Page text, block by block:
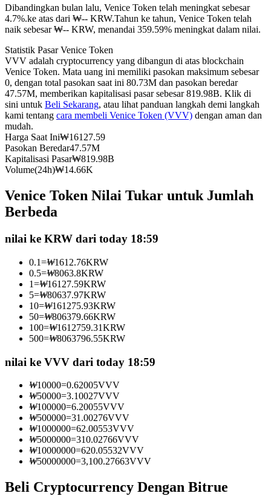
USDC Berjangka
Kontrak berjangka menggunakan USDC sebagai jaminannya
Copy Trading
Bergabunglah dengan pedagang top
Menjadi Pedagang Salinan
Nikmati pembagian keuntungan dan komisi copy trading
Informasi
Analisis data besar termasuk info perdagangan, dll.
Dibandingkan bulan lalu, Venice Token telah meningkat sebesar
4.7%.ke atas dari ₩-- KRW.Tahun ke tahun, Venice Token telah
naik sebesar ₩-- KRW, menandai 359.59% meningkat dalam nilai.
Statistik Pasar Venice Token
VVV adalah cryptocurrency yang dibangun di atas blockchain
Venice Token. Mata uang ini memiliki pasokan maksimum sebesar
0, dengan total pasokan saat ini 80.73M dan pasokan beredar
47.57M, memberikan kapitalisasi pasar sebesar 819.98B. Klik di
sini untuk Beli Sekarang, atau lihat panduan langkah demi langkah
kami tentang cara membeli Venice Token (VVV) dengan aman dan
mudah.
Harga Saat Ini₩16127.59
Pasokan Beredar47.57M
Kapitalisasi Pasar₩819.98B
Volume(24h)₩14.66K
Venice Token Nilai Tukar untuk Jumlah
Berbeda
nilai ke KRW dari today 18:59
0.1=₩1612.76KRW
0.5=₩8063.8KRW
1=₩16127.59KRW
5=₩80637.97KRW
10=₩161275.93KRW
50=₩806379.66KRW
100=₩1612759.31KRW
500=₩8063796.55KRW
nilai ke VVV dari today 18:59
₩10000=0.62005VVV
₩50000=3.10027VVV
₩100000=6.20055VVV
₩500000=31.00276VVV
₩1000000=62.00553VVV
₩5000000=310.02766VVV
₩10000000=620.05532VVV
₩50000000=3,100.27663VVV
Beli Cryptocurrency Dengan Bitrue